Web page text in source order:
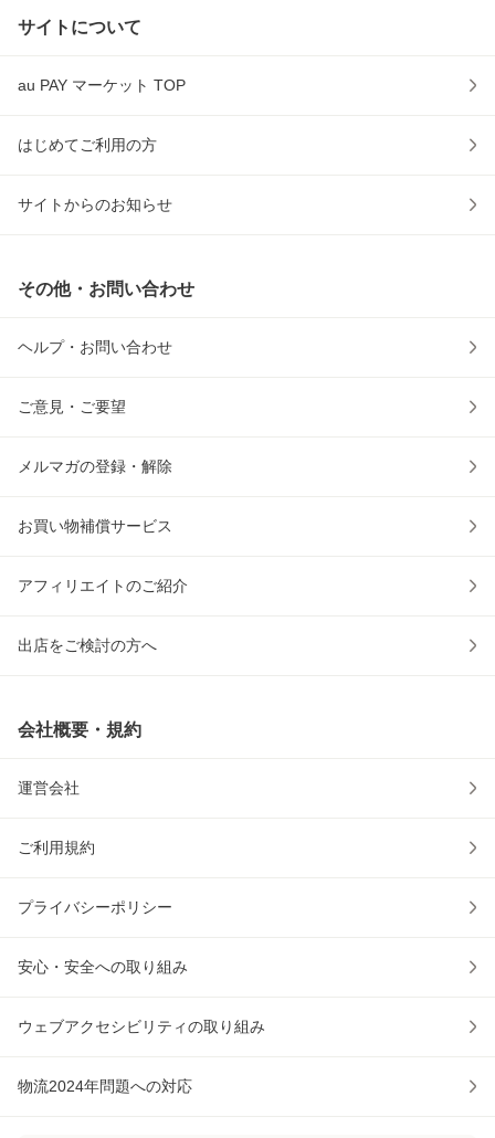
サイトについて
au PAY マーケット TOP
はじめてご利用の方
サイトからのお知らせ
その他・お問い合わせ
ヘルプ・お問い合わせ
ご意見・ご要望
メルマガの登録・解除
お買い物補償サービス
アフィリエイトのご紹介
出店をご検討の方へ
会社概要・規約
運営会社
ご利用規約
プライバシーポリシー
安心・安全への取り組み
ウェブアクセシビリティの取り組み
物流2024年問題への対応